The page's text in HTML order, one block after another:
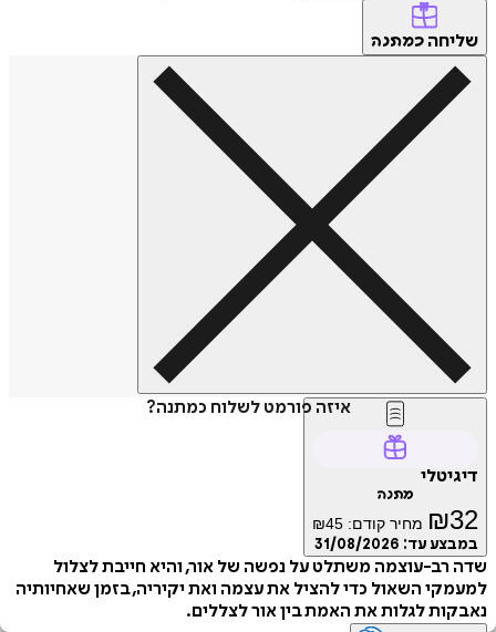
שליחה כמתנה
איזה פורמט לשלוח כמתנה?
דיגיטלי
מתנה
₪32 מחיר קודם: ₪45
במבצע עד: 31/08/2026
שדה רב-עוצמה משתלט על נפשה של אור, והיא חייבת לצלול
למעמקי השאול כדי להציל את עצמה ואת יקיריה, בזמן שאחיותיה
נאבקות לגלות את האמת בין אור לצללים.